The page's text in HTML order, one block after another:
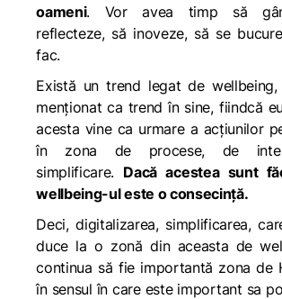
oameni. Vor avea timp să
reflecteze, să inoveze, să se
fac.
Există un trend legat de
menționat ca trend în sine, fiindcă
acesta vine ca urmare a acțiunilor
în zona de procese, de
simplificare. Dacă acestea sunt
wellbeing-ul este o consecință.
Deci, digitalizarea, simplificarea,
duce la o zonă din aceasta de
continua să fie importantă zona de
în sensul în care este important sa